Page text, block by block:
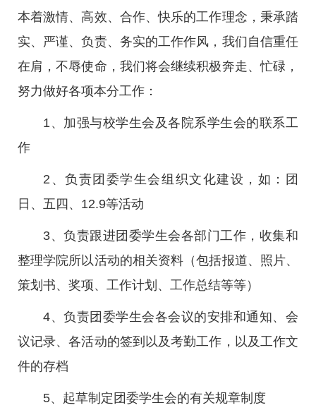
本着激情、高效、合作、快乐的工作理念，秉承踏
实、严谨、负责、务实的工作作风，我们自信重任
在肩，不辱使命，我们将会继续积极奔走、忙碌，
努力做好各项本分工作：
1、加强与校学生会及各院系学生会的联系工
作
2、负责团委学生会组织文化建设，如：团
日、五四、12.9等活动
3、负责跟进团委学生会各部门工作，收集和
整理学院所以活动的相关资料（包括报道、照片、
策划书、奖项、工作计划、工作总结等等）
4、负责团委学生会各会议的安排和通知、会
议记录、各活动的签到以及考勤工作，以及工作文
件的存档
5、起草制定团委学生会的有关规章制度